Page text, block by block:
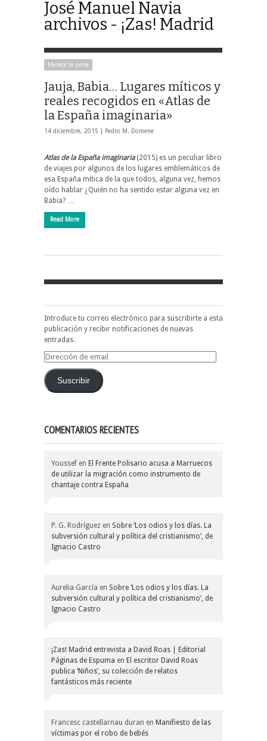
José Manuel Navia
archivos - ¡Zas! Madrid
Merece la pena
Jauja, Babia… Lugares míticos y
reales recogidos en «Atlas de
la España imaginaria»
14 diciembre, 2015 | Pedro M. Domene
Atlas de la España imaginaria(2015) es un peculiar libro
de viajes por algunos de los lugares emblemáticos de
esa España mítica de la que todos, alguna vez, hemos
oído hablar ¿Quién no ha sentido estar alguna vez en
Babia? …
Read More
Introduce tu correo electrónico para suscribirte a esta
publicación y recibir notificaciones de nuevas
entradas.
Dirección
emailSuscribir
COMENTARIOS RECIENTES
Youssef en El Frente Polisario acusa a Marruecos
de utilizar la migración como instrumento de
chantaje contra España
P. G. Rodríguez en Sobre ‘Los odios y los días. La
subversión cultural y política del cristianismo’, de
Ignacio Castro
Aurelia García en Sobre ‘Los odios y los días. La
subversión cultural y política del cristianismo’, de
Ignacio Castro
¡Zas! Madrid entrevista a David Roas | Editorial
Páginas de Espuma en El escritor David Roas
publica ‘Niños’, su colección de relatos
fantásticos más reciente
Francesc castellarnau duran en Manifiesto de las
víctimas por el robo de bebés